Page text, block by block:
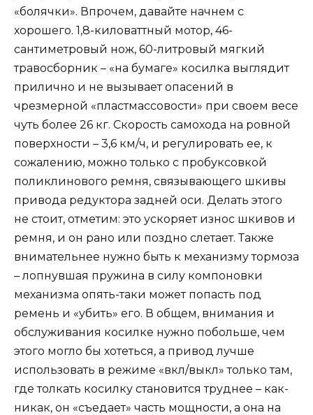
«болячки». Впрочем, давайте начнем с
хорошего. 1,8-киловаттный мотор, 46-
сантиметровый нож, 60-литровый мягкий
травосборник – «на бумаге» косилка выглядит
прилично и не вызывает опасений в
чрезмерной «пластмассовости» при своем весе
чуть более 26 кг. Скорость самохода на ровной
поверхности – 3,6 км/ч, и регулировать ее, к
сожалению, можно только с пробуксовкой
поликлинового ремня, связывающего шкивы
привода редуктора задней оси. Делать этого
не стоит, отметим: это ускоряет износ шкивов и
ремня, и он рано или поздно слетает. Также
внимательнее нужно быть к механизму тормоза
– лопнувшая пружина в силу компоновки
механизма опять-таки может попасть под
ремень и «убить» его. В общем, внимания и
обслуживания косилке нужно побольше, чем
этого могло бы хотеться, а привод лучше
использовать в режиме «вкл/выкл» только там,
где толкать косилку становится труднее – как-
никак, он «съедает» часть мощности, а она на